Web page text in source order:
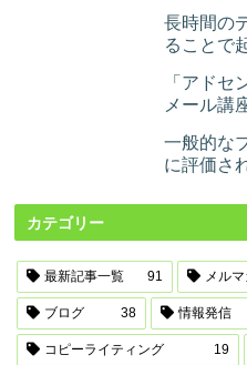
長時間の
ることで
「アドセ
メール講
一般的な
に評価さ
カテゴリー
最新記事一覧 91 メル
ブログ 38 情報発信
コピーライティング 19